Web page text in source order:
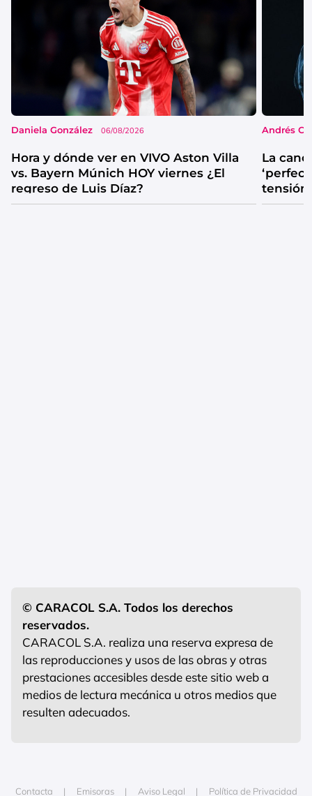
Daniela González 06/08/2026
Hora y dónde ver en VIVO Aston Villa
vs. Bayern Múnich HOY viernes ¿El
regreso de Luis Díaz?
Andrés
La
tensión
catarsis
© CARACOL S.A. Todos los derechos
reservados.
CARACOL S.A. realiza una reserva expresa de
las reproducciones y usos de las obras y otras
prestaciones accesibles desde este sitio web a
medios de lectura mecánica u otros medios que
resulten adecuados.
Contacta Emisoras Aviso Legal Política de Privacidad